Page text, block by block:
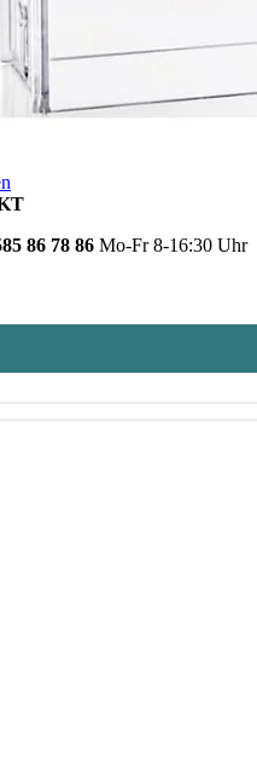
86 78 86 Mo-Fr 8-16:30 Uhr